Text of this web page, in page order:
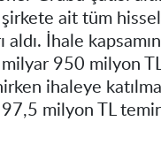
ait tüm
aldı. İhale
950 milyon
ihaleye
97,5 milyon TL
Haberleri